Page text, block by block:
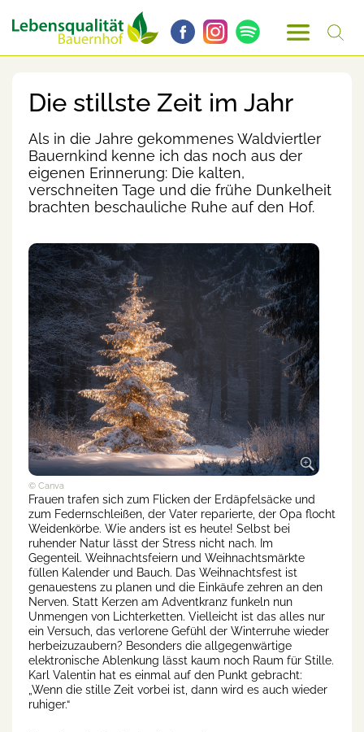
Die stillste Zeit im Jahr
Als in die Jahre gekommenes Waldviertler
Bauernkind kenne ich das noch aus der
eigenen Erinnerung: Die kalten,
verschneiten Tage und die frühe Dunkelheit
brachten beschauliche Ruhe auf den Hof.
© Canva
Frauen trafen sich zum Flicken der Erdäpfelsäcke und
zum Federnschleißen, der Vater reparierte, der Opa flocht
Weidenkörbe. Wie anders ist es heute! Selbst bei
ruhender Natur lässt der Stress nicht nach. Im
Gegenteil. Weihnachtsfeiern und Weihnachtsmärkte
füllen Kalender und Bauch. Das Weihnachtsfest ist
genauestens zu planen und die Einkäufe zehren an den
Nerven. Statt Kerzen am Adventkranz funkeln nun
Unmengen von Lichterketten. Vielleicht ist das alles nur
ein Versuch, das verlorene Gefühl der Winterruhe wieder
herbeizuzaubern? Besonders die allgegenwärtige
elektronische Ablenkung lässt kaum noch Raum für Stille.
Karl Valentin hat es einmal auf den Punkt gebracht:
„Wenn die stille Zeit vorbei ist, dann wird es auch wieder
ruhiger.“